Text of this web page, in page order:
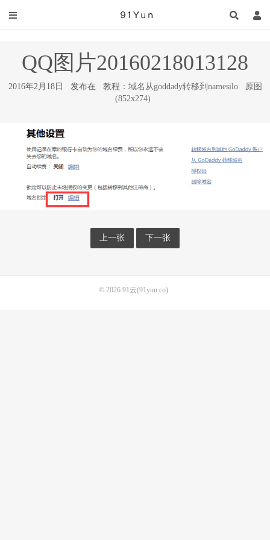
QQ图片20160218013128
2016年2月18日 发布在 教程：域名从goddady转移到namesilo
原图
(852x274)
上一张 下一张
© 2026 91云(91yun.co)